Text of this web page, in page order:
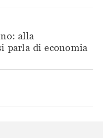
alla
parla di economia